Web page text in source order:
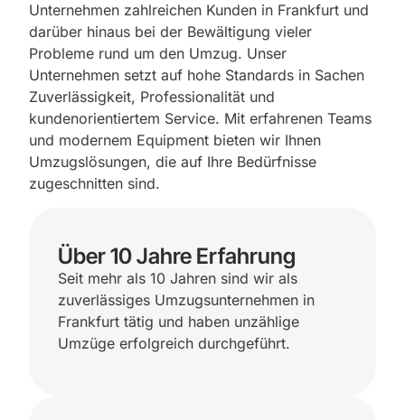
Unternehmen zahlreichen Kunden in Frankfurt und
darüber hinaus bei der Bewältigung vieler
Probleme rund um den Umzug. Unser
Unternehmen setzt auf hohe Standards in Sachen
Zuverlässigkeit, Professionalität und
kundenorientiertem Service. Mit erfahrenen Teams
und modernem Equipment bieten wir Ihnen
Umzugslösungen, die auf Ihre Bedürfnisse
zugeschnitten sind.
Über 10 Jahre Erfahrung
Seit mehr als 10 Jahren sind wir als
zuverlässiges Umzugsunternehmen in
Frankfurt tätig und haben unzählige
Umzüge erfolgreich durchgeführt.